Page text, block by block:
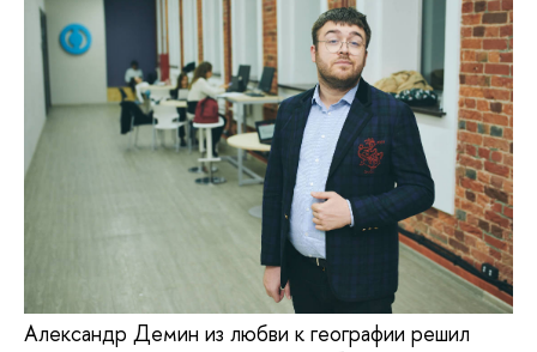
Александр Демин из любви к географии решил